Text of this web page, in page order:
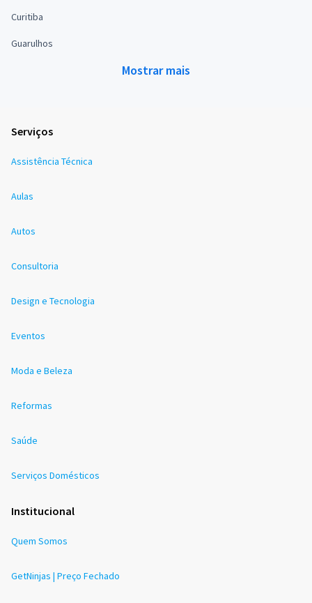
Curitiba
Guarulhos
Mostrar mais
Serviços
Assistência Técnica
Aulas
Autos
Consultoria
Design e Tecnologia
Eventos
Moda e Beleza
Reformas
Saúde
Serviços Domésticos
Institucional
Quem Somos
GetNinjas | Preço Fechado